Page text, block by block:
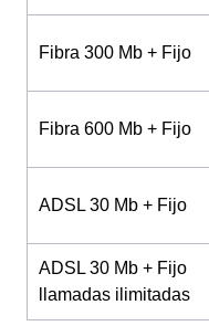
Fibra 300 Mb + Fijo
Fibra 600 Mb + Fijo
ADSL 30 Mb + Fijo
ADSL 30 Mb + Fijo
llamadas ilimitadas